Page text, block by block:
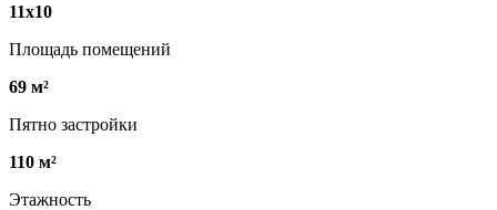
11х10
Площадь помещений
69 м²
Пятно застройки
110 м²
Этажность